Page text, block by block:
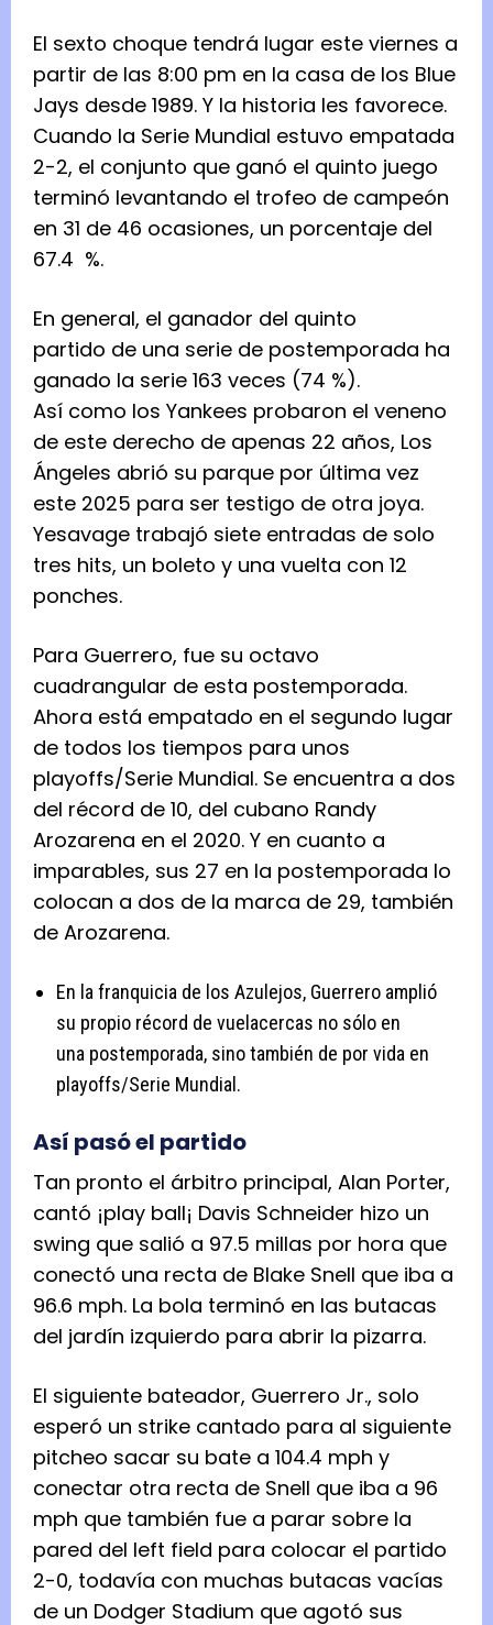
El sexto choque tendrá lugar este viernes a
partir de las 8:00 pm en la casa de los Blue
Jays desde 1989. Y la historia les favorece.
Cuando la Serie Mundial estuvo empatada
2-2, el conjunto que ganó el quinto juego
terminó levantando el trofeo de campeón
en 31 de 46 ocasiones, un porcentaje del
67.4 %.
En general, el ganador del quinto
partido de una serie de postemporada ha
ganado la serie 163 veces (74 %).
Así como los Yankees probaron el veneno
de este derecho de apenas 22 años, Los
Ángeles abrió su parque por última vez
este 2025 para ser testigo de otra joya.
Yesavage trabajó siete entradas de solo
tres hits, un boleto y una vuelta con 12
ponches.
Para Guerrero, fue su octavo
cuadrangular de esta postemporada.
Ahora está empatado en el segundo lugar
de todos los tiempos para unos
playoffs/Serie Mundial. Se encuentra a dos
del récord de 10, del cubano Randy
Arozarena en el 2020. Y en cuanto a
imparables, sus 27 en la postemporada lo
colocan a dos de la marca de 29, también
de Arozarena.
En la franquicia de los Azulejos, Guerrero amplió
su propio récord de vuelacercas no sólo en
una postemporada, sino también de por vida en
playoffs/Serie Mundial.
Así pasó el partido
Tan pronto el árbitro principal, Alan Porter,
cantó ¡play ball¡ Davis Schneider hizo un
swing que salió a 97.5 millas por hora que
conectó una recta de Blake Snell que iba a
96.6 mph. La bola terminó en las butacas
del jardín izquierdo para abrir la pizarra.
El siguiente bateador, Guerrero Jr., solo
esperó un strike cantado para al siguiente
pitcheo sacar su bate a 104.4 mph y
conectar otra recta de Snell que iba a 96
mph que también fue a parar sobre la
pared del left field para colocar el partido
2-0, todavía con muchas butacas vacías
de un Dodger Stadium que agotó sus